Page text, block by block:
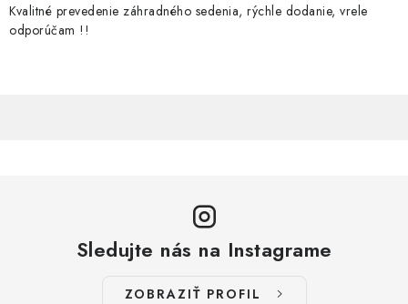
Kvalitné prevedenie záhradného sedenia, rýchle dodanie, vrele
odporúčam !!
Sledujte nás na Instagrame
ZOBRAZIŤ PROFIL